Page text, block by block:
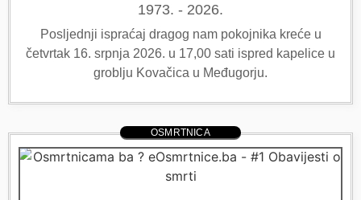
1973. - 2026.
Posljednji ispraćaj dragog nam pokojnika kreće u
četvrtak 16. srpnja 2026. u 17,00 sati ispred kapelice u
groblju Kovačica u Međugorju.
OSMRTNICA